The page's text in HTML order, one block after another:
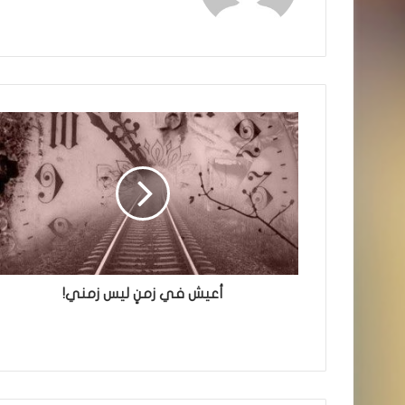
أعيش في زمنٍ ليس زمني!